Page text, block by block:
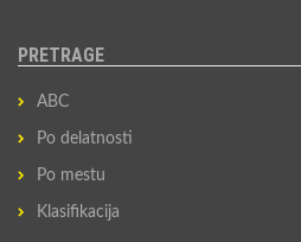
PRETRAGE
ABC
Po delatnosti
Po mestu
Klasifikacija